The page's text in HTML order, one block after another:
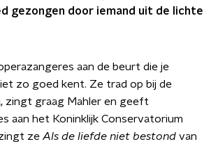
gezongen door iemand uit de lichte
aan de beurt die je
zo goed kent. Ze trad op bij de
zingt graag Mahler en geeft
aan het Koninklijk Conservatorium
ze Als de liefde niet bestond van